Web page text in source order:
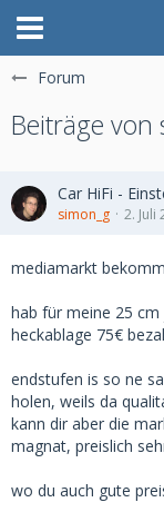
Forum
Beiträge von
Car HiFi -
simon_g 2. Juli
mediamarkt
hab für meine 25
heckablage 75€
endstufen is so ne
holen, weils da
kann dir aber die
magnat, preislich
wo du auch gute